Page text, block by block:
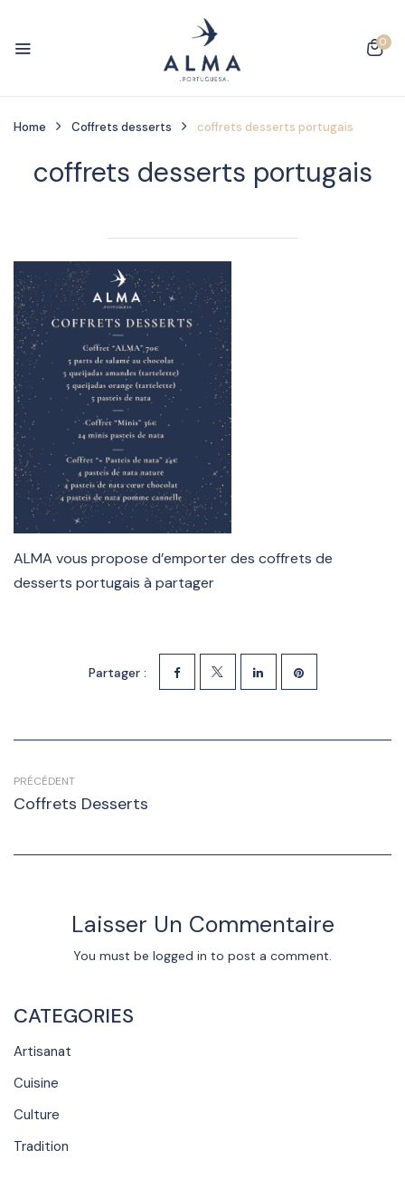
0
Home Coffrets desserts coffrets desserts portugais
coffrets desserts portugais
CATEGORIES
Artisanat
Cuisine
Culture
Tradition
ALMA vous propose d’emporter des coffrets de
desserts portugais à partager
Partager :
PRÉCÉDENT
Coffrets Desserts
Laisser Un Commentaire
You must be logged in to post a comment.